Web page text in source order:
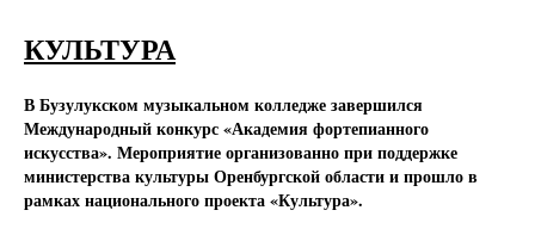
КУЛЬТУРА
В Бузулукском музыкальном колледже завершился
Международный конкурс «Академия фортепианного
искусства». Мероприятие организованно при поддержке
министерства культуры Оренбургской области и прошло в
рамках национального проекта «Культура».